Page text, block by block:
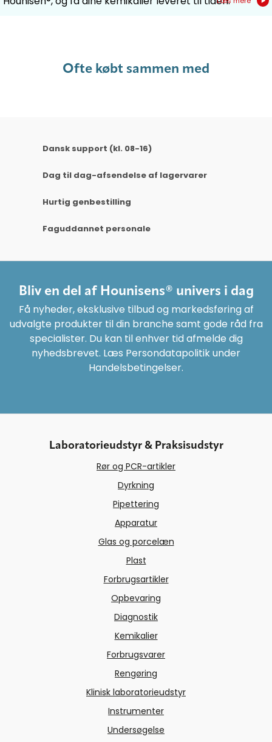
Ofte købt sammen med
Dansk support (kl. 08-16)
Dag til dag-afsendelse af lagervarer
Hurtig genbestilling
Faguddannet personale
Bliv en del af Hounisens® univers i dag
Få nyheder, eksklusive tilbud og markedsføring af
udvalgte produkter til din branche samt gode råd fra
specialister. Du kan til enhver tid afmelde dig
nyhedsbrevet. Læs Persondatapolitik under
Handelsbetingelser.
Laboratorieudstyr & Praksisudstyr
Rør og PCR-artikler
Dyrkning
Pipettering
Apparatur
Glas og porcelæn
Plast
Forbrugsartikler
Opbevaring
Diagnostik
Kemikalier
Forbrugsvarer
Rengøring
Klinisk laboratorieudstyr
Instrumenter
Undersøgelse